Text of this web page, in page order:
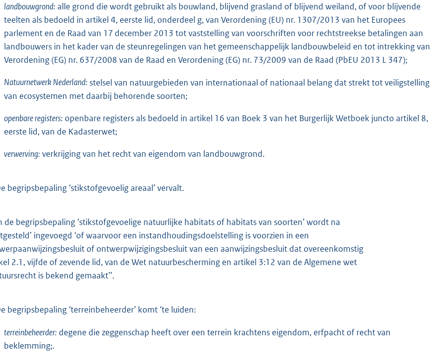
landbouwgrond: alle grond die wordt gebruikt als bouwland, blijvend grasland of blijvend weiland, of voor blijvende
teelten als bedoeld in artikel 4, eerste lid, onderdeel g, van Verordening (EU) nr. 1307/2013 van het Europees
parlement en de Raad van 17 december 2013 tot vaststelling van voorschriften voor rechtstreekse betalingen aan
landbouwers in het kader van de steunregelingen van het gemeenschappelijk landbouwbeleid en tot intrekking van
Verordening (EG) nr. 637/2008 van de Raad en Verordening (EG) nr. 73/2009 van de Raad (PbEU 2013 L 347);
Natuurnetwerk Nederland: stelsel van natuurgebieden van internationaal of nationaal belang dat strekt tot veiligstelling
van ecosystemen met daarbij behorende soorten;
openbare registers: openbare registers als bedoeld in artikel 16 van Boek 3 van het Burgerlijk Wetboek juncto artikel 8,
eerste lid, van de Kadasterwet;
verwerving: verkrijging van het recht van eigendom van landbouwgrond.
begripsbepaling ‘stikstofgevoelig areaal’ vervalt.
de begripsbepaling ‘stikstofgevoelige natuurlijke habitats of habitats van soorten’ wordt na
ingevoegd ‘of waarvoor een instandhoudingsdoelstelling is voorzien in een
of ontwerpwijzigingsbesluit van een aanwijzingsbesluit dat overeenkomstig
2.1, vijfde of zevende lid, van de Wet natuurbescherming en artikel 3:12 van de Algemene wet
is bekend gemaakt’’.
begripsbepaling ‘terreinbeheerder’ komt ‘te luiden:
terreinbeheerder: degene die zeggenschap heeft over een terrein krachtens eigendom, erfpacht of recht van
beklemming;.